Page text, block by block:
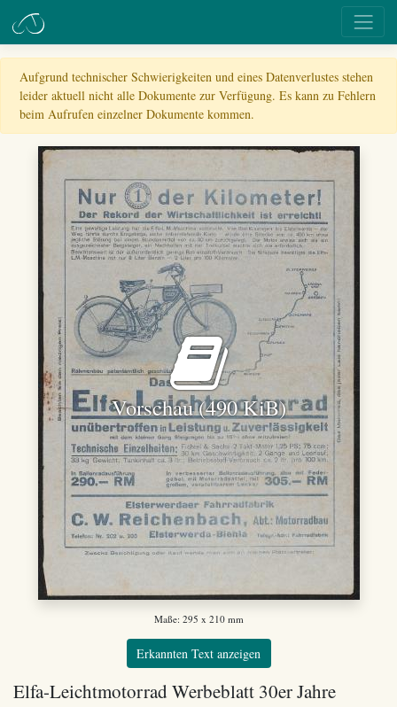
Aufgrund technischer Schwierigkeiten und eines Datenverlustes stehen
leider aktuell nicht alle Dokumente zur Verfügung. Es kann zu Fehlern
beim Aufrufen einzelner Dokumente kommen.
Vorschau (490 KiB)
Maße: 295 x 210 mm
Erkannten Text anzeigen
Elfa-Leichtmotorrad Werbeblatt 30er Jahre